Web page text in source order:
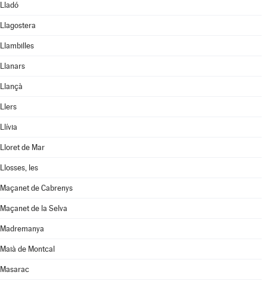
Lladó
Llagostera
Llambilles
Llanars
Llançà
Llers
Llívia
Lloret de Mar
Llosses, les
Maçanet de Cabrenys
Maçanet de la Selva
Madremanya
Maià de Montcal
Masarac